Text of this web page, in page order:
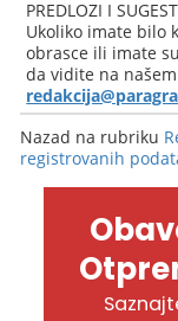
PREDLOZI I
Ukoliko imate bilo
obrasce ili imate
da vidite na
Nazad na rubriku
registrovanih